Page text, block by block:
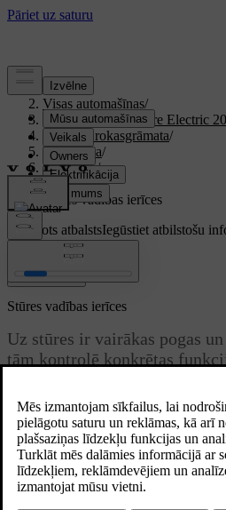
Atbalsts
Visas automašīnas/
XC40 Recharge Pure Electric
Lietotāja rokasgrāmata/
Braukšana/
Stūrēšana/
Stūre/
Stūres vadības ierīces
Pielāgots atbalstsIegūstiet atbilstošu
automašīnu.
Pierakstīties
Atjaunināts 01.08.2025
Stūres vadības ierīces
Uz stūres ir vairākas pogas
tām kontrolē konkrētas
un vadītāja displejā parādīto